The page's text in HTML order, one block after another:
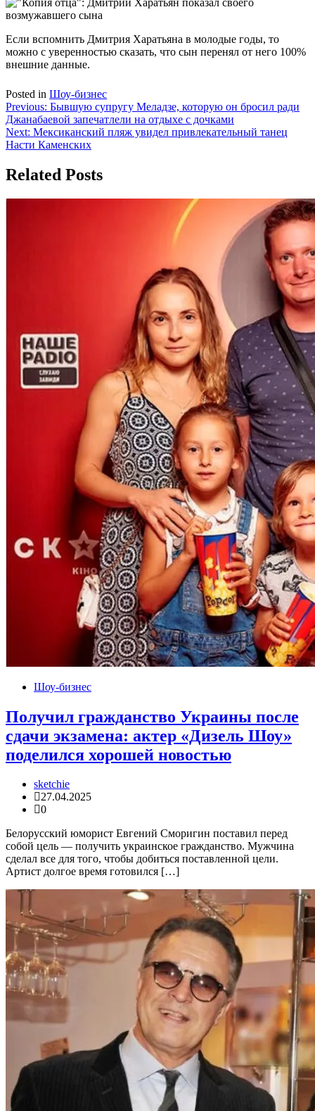
Если вспомнить Дмитрия Харатьяна в молодые годы, то
можно с уверенностью сказать, что сын перенял от него 100%
внешние данные.
Posted in Шоу-бизнес
Навигация
по
записям
Previous: Бывшую супругу Меладзе, которую он бросил ради
Джанабаевой запечатлели на отдыхе с дочками
Next: Мексиканский пляж увидел привлекательный танец
Насти Каменских
Related Posts
Шоу-бизнес
Получил гражданство Украины после
сдачи экзамена: актер «Дизель Шоу»
поделился хорошей новостью
sketchie
27.04.2025
0
Белорусский юморист Евгений Сморигин поставил перед
собой цель — получить украинское гражданство. Мужчина
сделал все для того, чтобы добиться поставленной цели.
Артист долгое время готовился […]